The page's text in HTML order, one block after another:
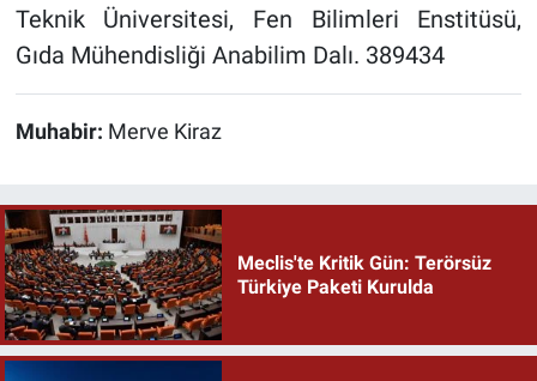
Teknik Üniversitesi, Fen Bilimleri Enstitüsü,
Gıda Mühendisliği Anabilim Dalı. 389434
Muhabir: Merve Kiraz
Meclis'te Kritik Gün: Terörsüz
Türkiye Paketi Kurulda